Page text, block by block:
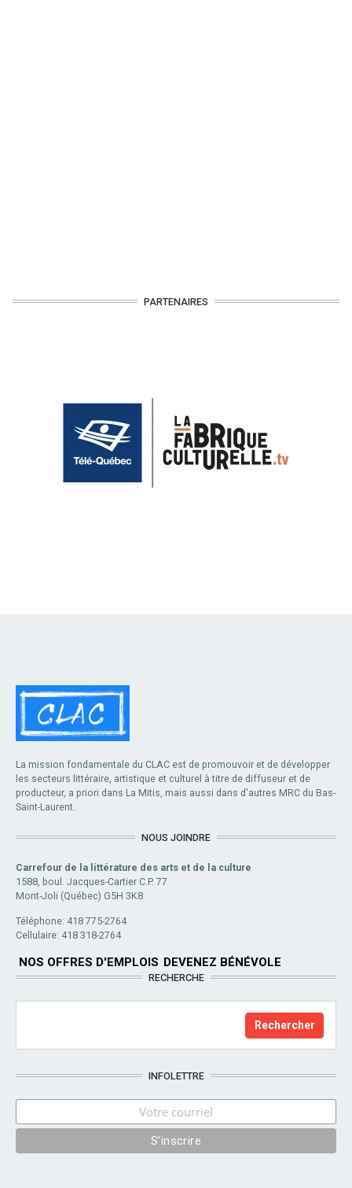
PARTENAIRES
La mission fondamentale du CLAC est de promouvoir et de développer
les secteurs littéraire, artistique et culturel à titre de diffuseur et de
producteur, a priori dans La Mitis, mais aussi dans d'autres MRC du Bas-
Saint-Laurent.
NOUS JOINDRE
Carrefour de la littérature des arts et de la culture
1588, boul. Jacques-Cartier C.P. 77
Mont-Joli (Québec) G5H 3K8
Téléphone: 418 775-2764
Cellulaire: 418 318-2764
NOS OFFRES D'EMPLOIS DEVENEZ BÉNÉVOLE
RECHERCHE
INFOLETTRE